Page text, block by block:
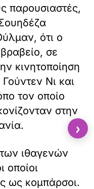
παρουσιαστές,
ότι ο
σε
κινητοποίηση
Νι και
τον οποίο
στην
ιθαγενών
οποίοι
ως κομπάρσοι.
›